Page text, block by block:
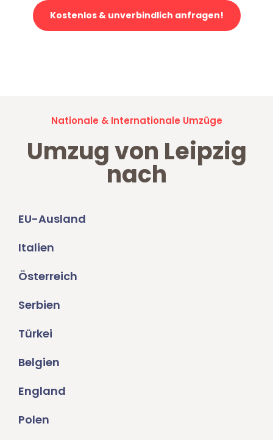
Kostenlos & unverbindlich anfragen!
Nationale & Internationale Umzüge
Umzug von Leipzig
nach
EU-Ausland
Italien
Österreich
Serbien
Türkei
Belgien
England
Polen